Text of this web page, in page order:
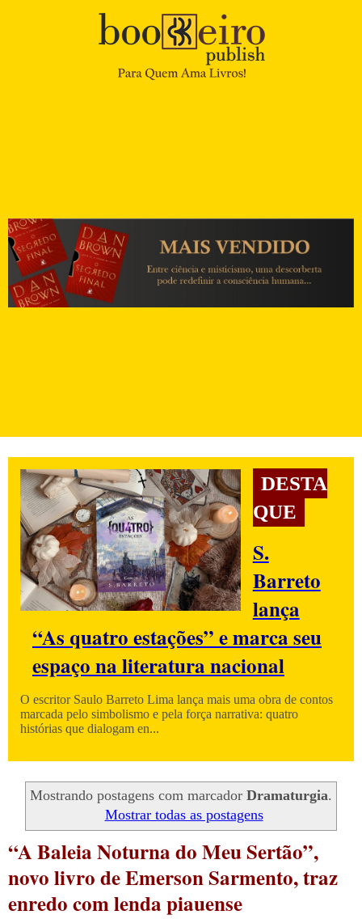
DESTA
QUE
S.
Barreto
lança
“As quatro estações” e marca seu
espaço na literatura nacional
O escritor Saulo Barreto Lima lança mais uma obra de contos
marcada pelo simbolismo e pela força narrativa: quatro
histórias que dialogam en...
Mostrando postagens com marcador Dramaturgia.
Mostrar todas as postagens
“A Baleia Noturna do Meu Sertão”,
novo livro de Emerson Sarmento, traz
enredo com lenda piauense